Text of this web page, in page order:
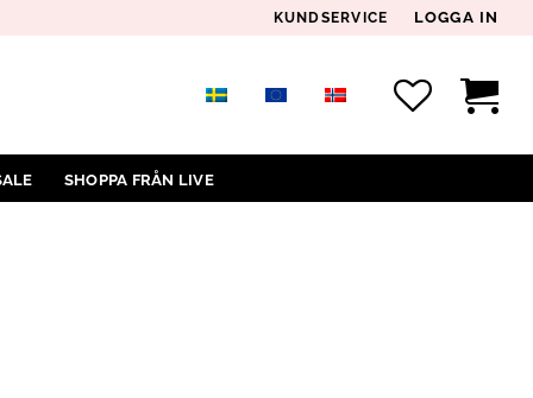
KUNDSERVICE LOGGA IN
SHOPPA FRÅN LIVE